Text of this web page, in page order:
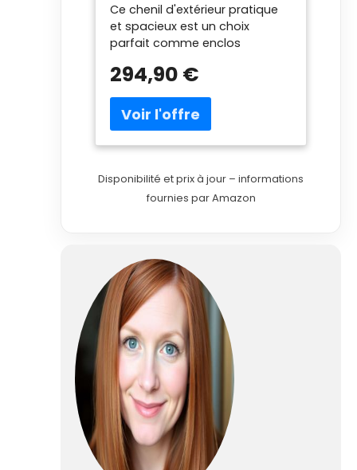
Ce chenil d'extérieur pratique
et spacieux est un choix
parfait comme enclos
animaux de compagnie en
polyvalente :】 la niche pour
chien dispose d'un espace
spacieux qui permet à vos
et autres petits animaux de
jouer, de faire de l'exercice, de
galvanisé très résistant, la
cage pour chien est robuste et
durable. 【Porte verrouillable :】
la niche extérieure pour chien a
une porte verrouillable pour
protéger vos petits animaux
des prédateurs et autres
dangers à l'extérieur.
【Conception en maille :】 la
conception en maille du chenil
pour chiens assure des
conditions de vie sèches et
ventilées.
294,90 €
Disponibilité et prix à jour – informations
fournies par Amazon